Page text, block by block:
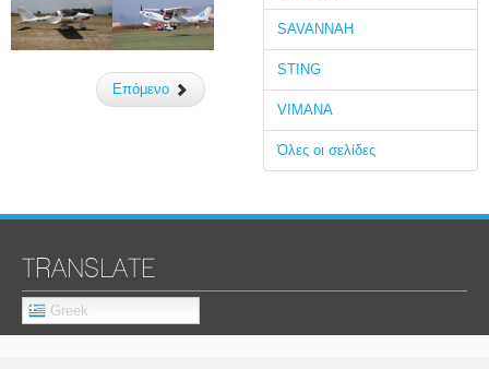
SAVANNAH
STING
VIMANA
Όλες οι σελίδες
Επόμενο
TRANSLATE
Greek